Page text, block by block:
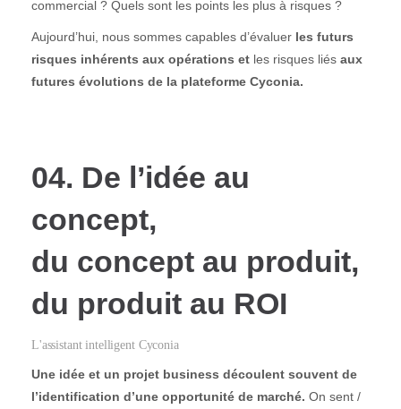
commercial ? Quels sont les points les plus à risques ?
Aujourd’hui, nous sommes capables d’évaluer les futurs
risques inhérents aux opérations et les risques liés aux
futures évolutions de la plateforme Cyconia.
04. De l’idée au
concept,
du concept au produit,
du produit au ROI
L'assistant intelligent Cyconia
Une idée et un projet business découlent souvent de
l’identification d’une opportunité de marché. On sent /